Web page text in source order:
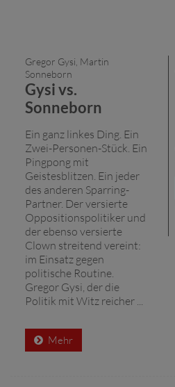
Gregor Gysi, Martin
Sonneborn
Gysi vs.
Sonneborn
Ein ganz linkes Ding. Ein
Zwei-Personen-Stück. Ein
Pingpong mit
Geistesblitzen. Ein jeder
des anderen Sparring-
Partner. Der versierte
Oppositionspolitiker und
der ebenso versierte
Clown streitend vereint:
im Einsatz gegen
politische Routine.
Gregor Gysi, der die
Politik mit Witz reicher ...
Mehr